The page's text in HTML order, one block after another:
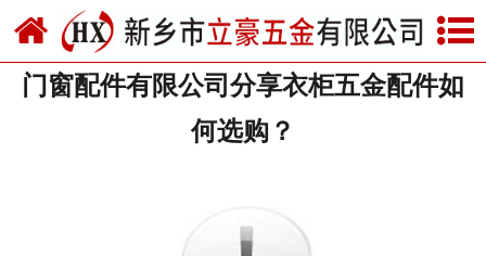
网站首页
关于我们
门窗配件有限公司分享衣柜五金配件如
何选购？